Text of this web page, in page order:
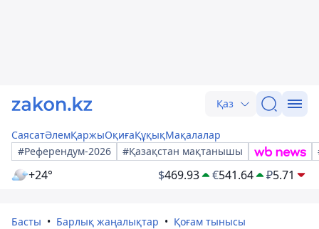
Қаз
СаясатӘлемҚаржыОқиғаҚұқықМақалалар
#Референдум-2026
#Қазақстан мақтанышы
+24° $469.93 €541.64 ₽5.71
Басты Барлық жаңалықтар Қоғам тынысы